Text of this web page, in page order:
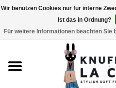
Wir benutzen Cookies nur für interne
Ist das in Ordnung?
Für weitere Informationen beachten